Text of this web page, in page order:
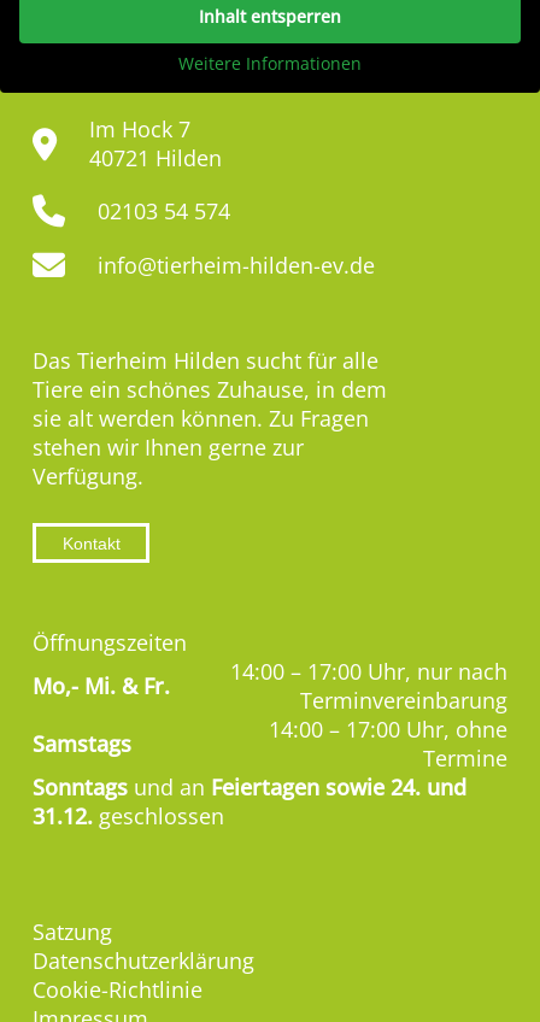
Inhalt entsperren
Weitere Informationen
Im Hock 7
40721 Hilden
02103 54 574
info@tierheim-hilden-ev.de
Das Tierheim Hilden sucht für alle
Tiere ein schönes Zuhause, in dem
sie alt werden können. Zu Fragen
stehen wir Ihnen gerne zur
Verfügung.
Kontakt
Öffnungszeiten
Mo,- Mi. & Fr.
14:00 – 17:00 Uhr, nur nach
Terminvereinbarung
Samstags
14:00 – 17:00 Uhr, ohne
Termine
Sonntags und an Feiertagen sowie 24. und
31.12. geschlossen
Satzung
Datenschutzerklärung
Cookie-Richtlinie